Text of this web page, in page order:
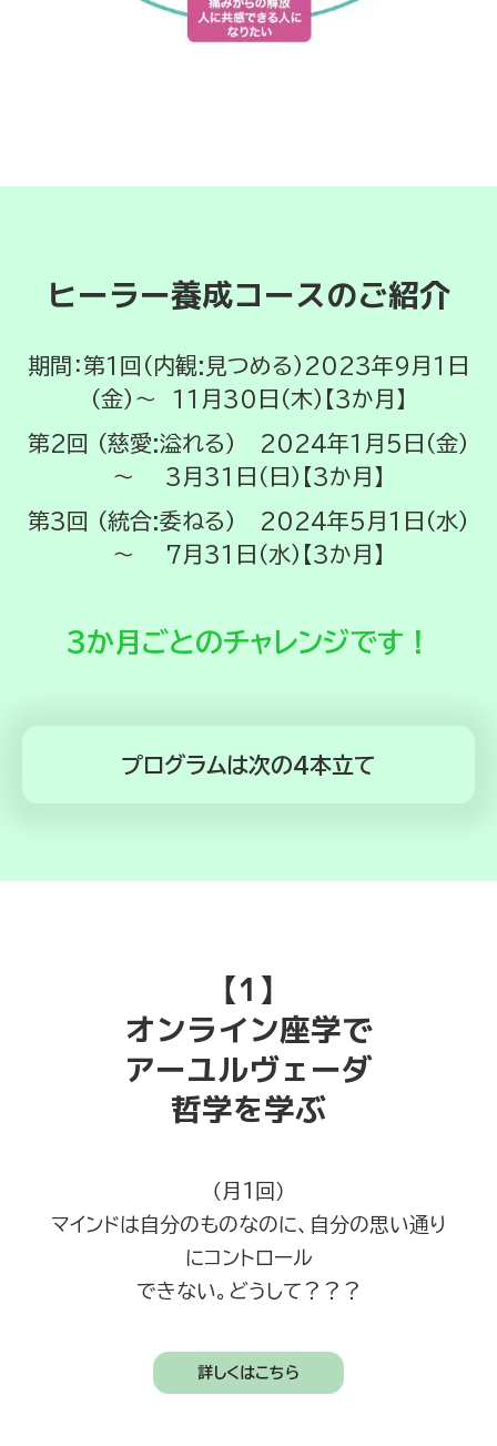
ヒーラー養成コースのご紹介
期間：第1回（内観:見つめる）2023年9月1日
（金）～ 11月30日（木）【3か月】
第2回 （慈愛:溢れる） 2024年1月5日（金）
～ 3月31日（日）【3か月】
第3回 （統合:委ねる） 2024年5月1日（水）
～ 7月31日（水）【3か月】
3か月ごとのチャレンジです！
プログラムは次の4本立て
【1】
オンライン座学で
アーユルヴェーダ
哲学を学ぶ
（月1回）
マインドは自分のものなのに、自分の思い通り
にコントロール
できない。どうして？？？
詳しくはこちら